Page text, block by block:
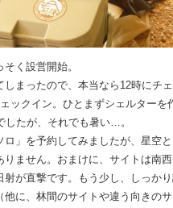
く設営開始。
しまったので、本当なら12時にチ
ックイン。ひとまずシェルターを
したが、それでも暑い…。
ロ」を予約してみましたが、星空
りません。おまけに、サイトは南
射が直撃です。もう少し、しっか
他に、林間のサイトや違う向きの